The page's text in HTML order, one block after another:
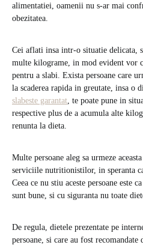
alimentatiei, oamenii nu s-ar mai
obezitatea.
Cei aflati insa intr-o situatie delicata,
multe kilograme, in mod evident vor
pentru a slabi. Exista persoane care
la scaderea rapida in greutate, insa o
slabeste garantat , te poate pune in
respective plus de a acumula alte
renunta la dieta.
Multe persoane aleg sa urmeze
serviciile nutritionistilor, in speranta
Ceea ce nu stiu aceste persoane este
sunt bune, si cu siguranta nu toate
De regula, dietele prezentate pe
persoane, si care au fost